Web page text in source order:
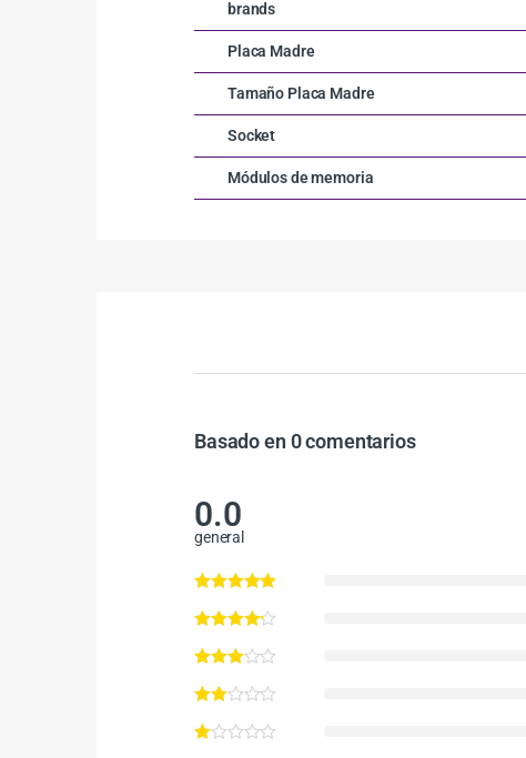
brands
Placa Madre
Tamaño Placa Madre
Socket
Módulos de memoria
Basado en 0 comentarios
0.0
general